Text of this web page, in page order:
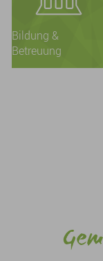
Bildung &
Betreuung